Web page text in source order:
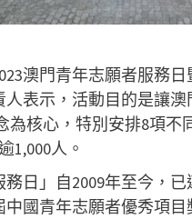
澳門青年志願者服務
表示，活動目的是讓
為核心，特別安排8項
1,000人。
日」自2009年至今，
國青年志願者優秀項